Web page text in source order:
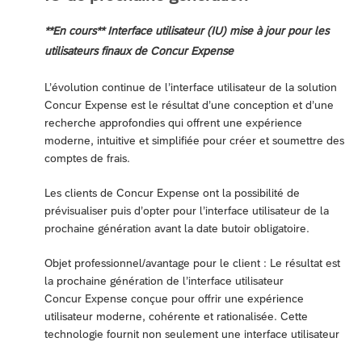
**En cours** Interface utilisateur (IU) mise à jour pour les
utilisateurs finaux de Concur Expense
L’évolution continue de l’interface utilisateur de la solution
Concur Expense est le résultat d’une conception et d’une
recherche approfondies qui offrent une expérience
moderne, intuitive et simplifiée pour créer et soumettre des
comptes de frais.
Les clients de Concur Expense ont la possibilité de
prévisualiser puis d’opter pour l’interface utilisateur de la
prochaine génération avant la date butoir obligatoire.
Objet professionnel/avantage pour le client : Le résultat est
la prochaine génération de l’interface utilisateur
Concur Expense conçue pour offrir une expérience
utilisateur moderne, cohérente et rationalisée. Cette
technologie fournit non seulement une interface utilisateur